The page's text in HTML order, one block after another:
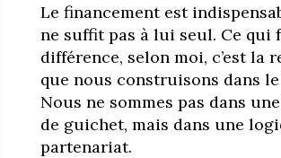
Le financement est
ne suffit pas à lui seul. Ce qui
différence, selon moi, c’est la
que nous construisons dans
Nous ne sommes pas dans
de guichet, mais dans une
partenariat.